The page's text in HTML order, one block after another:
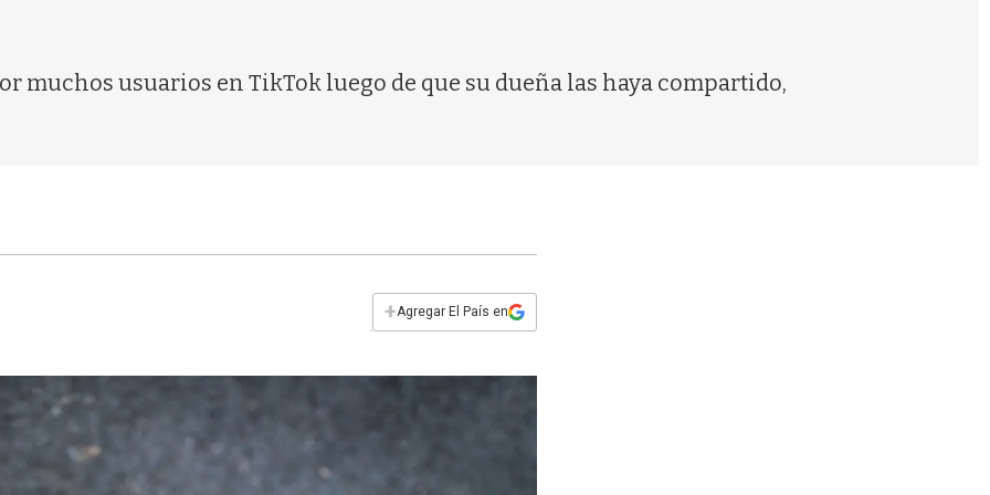
muchos usuarios en TikTok luego de que su dueña las haya compartido,
+Agregar El País en